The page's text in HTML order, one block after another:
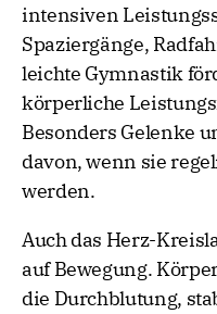
intensiven
Spaziergänge,
leichte Gymnastik
körperliche
Besonders Gelenke
davon, wenn sie
werden.
Auch das Herz-
auf Bewegung.
die Durchblutung,